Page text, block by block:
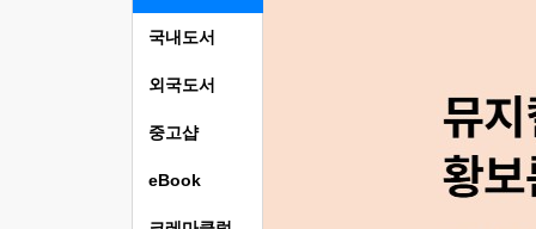
국내도서
외국도서
중고샵
eBook